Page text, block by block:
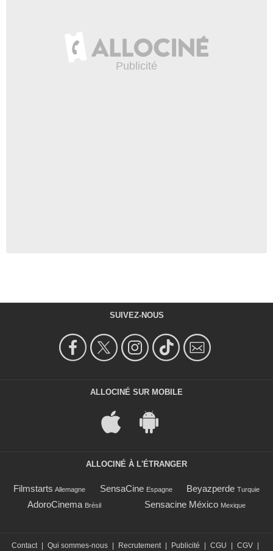
SUIVEZ-NOUS
ALLOCINÉ SUR MOBILE
ALLOCINÉ À L'ÉTRANGER
Filmstarts Allemagne SensaCine Espagne Beyazperde Turquie
AdoroCinema Brésil Sensacine México Mexique
Contact Qui sommes-nous Recrutement Publicité CGU CGV